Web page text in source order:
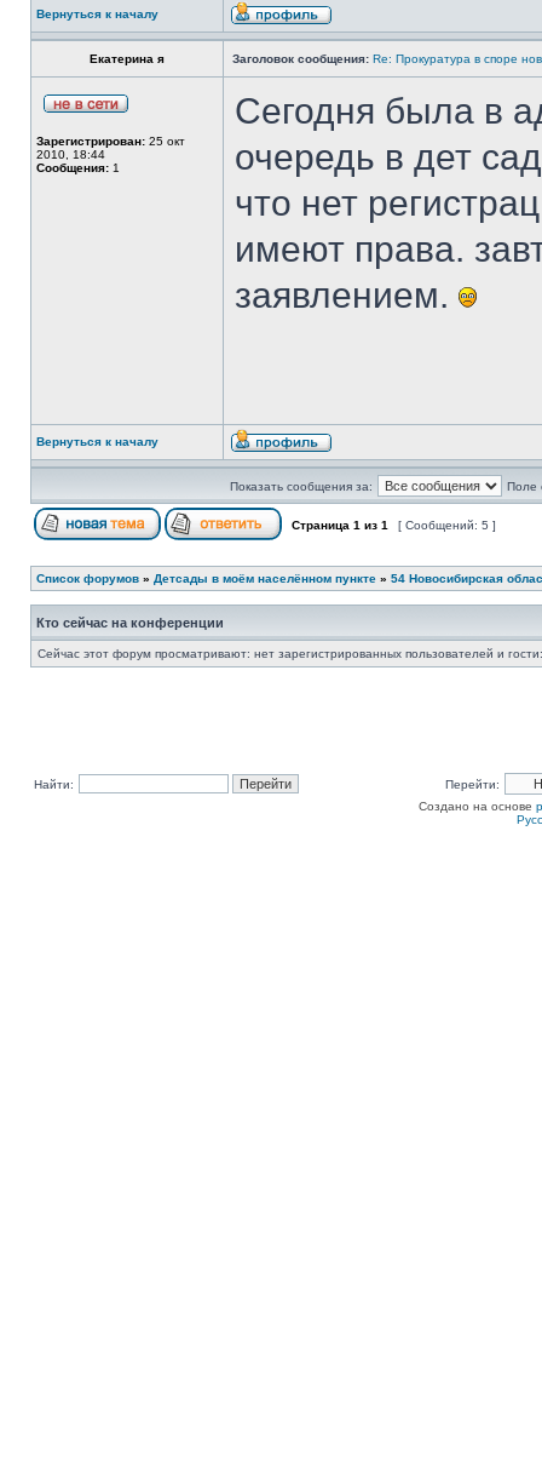
Вернуться к началу
Екатерина я Заголовок сообщения: Re: Прокуратура в споре
Зарегистрирован: 25 окт
2010, 18:44
Сообщения: 1
Сегодня была в
очередь в дет
что нет
имеют права.
заявлением.
Вернуться к началу
Показать сообщения за: Поле
Страница 1 из 1 [ Сообщений: 5 ]
Список форумов » Детсады в моём населённом пункте » 54 Новосибирская
Кто сейчас на конференции
Сейчас этот форум просматривают: нет зарегистрированных пользователей и
Найти:
Перейти:
Создано на основе